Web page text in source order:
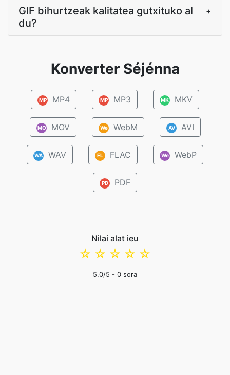
GIF bihurtzeak kalitatea gutxituko al
du?
+
Konverter Séjénna
MP MP4 MP MP3 MK MKV
MO MOV We WebM AV AVI
WA WAV FL FLAC We WebP
PD PDF
Nilai alat ieu
☆
☆
☆
☆
☆
5.0/5 - 0 sora